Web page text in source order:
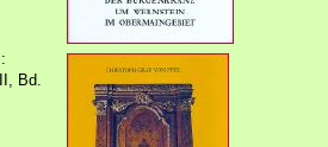
Bd.